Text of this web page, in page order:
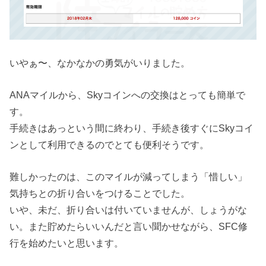
いやぁ〜、なかなかの勇気がいりました。
ANAマイルから、Skyコインへの交換はとっても簡単で
す。
手続きはあっという間に終わり、手続き後すぐにSkyコイ
ンとして利用できるのでとても便利そうです。
難しかったのは、このマイルが減ってしまう「惜しい」
気持ちとの折り合いをつけることでした。
いや、未だ、折り合いは付いていませんが、しょうがな
い。また貯めたらいいんだと言い聞かせながら、SFC修
行を始めたいと思います。